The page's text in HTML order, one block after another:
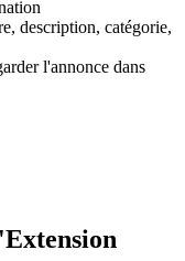
description, catégorie,
l'annonce dans